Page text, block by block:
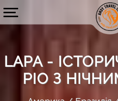
LAPA -
РІО З